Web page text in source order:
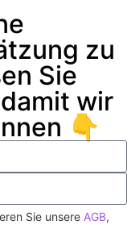
zu
Sie
wir
👇
Sie unsere AGB,